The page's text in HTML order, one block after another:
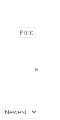
Print
»